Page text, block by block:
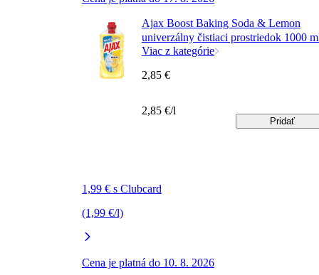
Ajax Boost Baking Soda & Lemon
univerzálny čistiaci prostriedok 1000
Viac z kategórie
1,99 € s Clubcard
(1,99 €/l)
Cena je platná do 10. 8. 2026
2,85 €
2,85 €/l
Pridať